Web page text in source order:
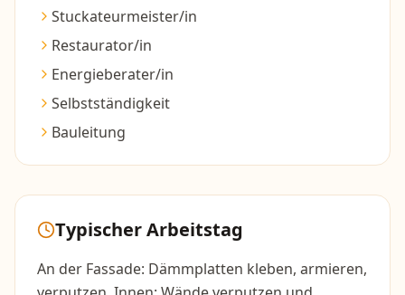
Stuckateurmeister/in
Restaurator/in
Energieberater/in
Selbstständigkeit
Bauleitung
Typischer Arbeitstag
An der Fassade: Dämmplatten kleben, armieren,